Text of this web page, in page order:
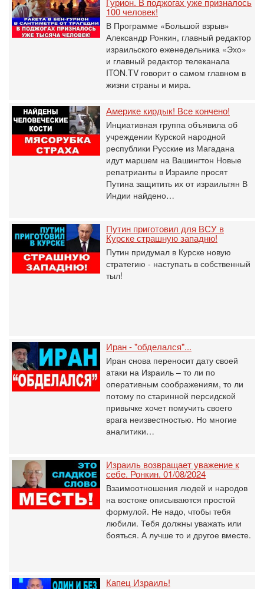
100 человек!
В Программе «Большой взрыв»
Александр Ронкин, главный редактор
израильского еженедельника «Эхо»
и главный редактор телеканала
ITON.TV говорит о самом главном в
жизни страны и мира.
Америке кирдык! Все кончено!
Инциативная группа объявила об
учреждении Курской народной
республики Русские из Магадана
идут маршем на Вашингтон Новые
репатрианты в Израиле просят
Путина защитить их от израильтян В
Индии найдено…
Путин приготовил для ВСУ в
Курске страшную западню!
Путин придумал в Курске новую
стратегию - наступать в собственный
тыл!
Иран - "обделался"...
Иран снова переносит дату своей
атаки на Израиль – то ли по
оперативным соображениям, то ли
потому по старинной персидской
привычке хочет помучить своего
врага неизвестностью. Но многие
аналитики…
Израиль возвращает уважение к
себе. Ронкин. 01/08/2024
Взаимоотношения людей и народов
на востоке описываются простой
формулой. Не надо, чтобы тебя
любили. Тебя должны уважать или
бояться. А лучше то и другое вместе.
Капец Израиль!